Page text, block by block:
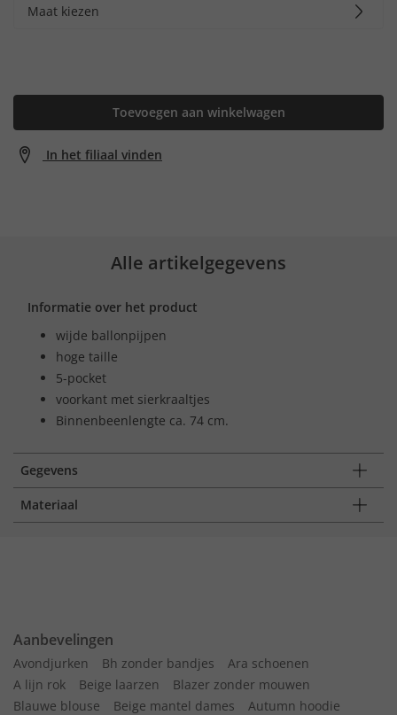
Maat kiezen
Toevoegen aan winkelwagen
In het filiaal vinden
Alle artikelgegevens
Informatie over het product
wijde ballonpijpen
hoge taille
5-pocket
voorkant met sierkraaltjes
Binnenbeenlengte ca. 74 cm.
Gegevens
Materiaal
Aanbevelingen
Avondjurken Bh zonder bandjes
Ara schoenen
A lijn rok
Beige laarzen
Blazer zonder mouwen
Blauwe blouse
Beige mantel dames
Autumn hoodie